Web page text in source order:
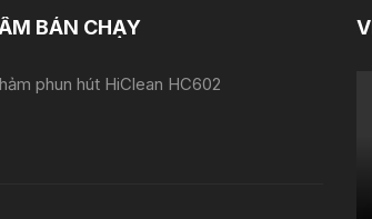
BÁN CHẠY
phun hút HiClean HC602